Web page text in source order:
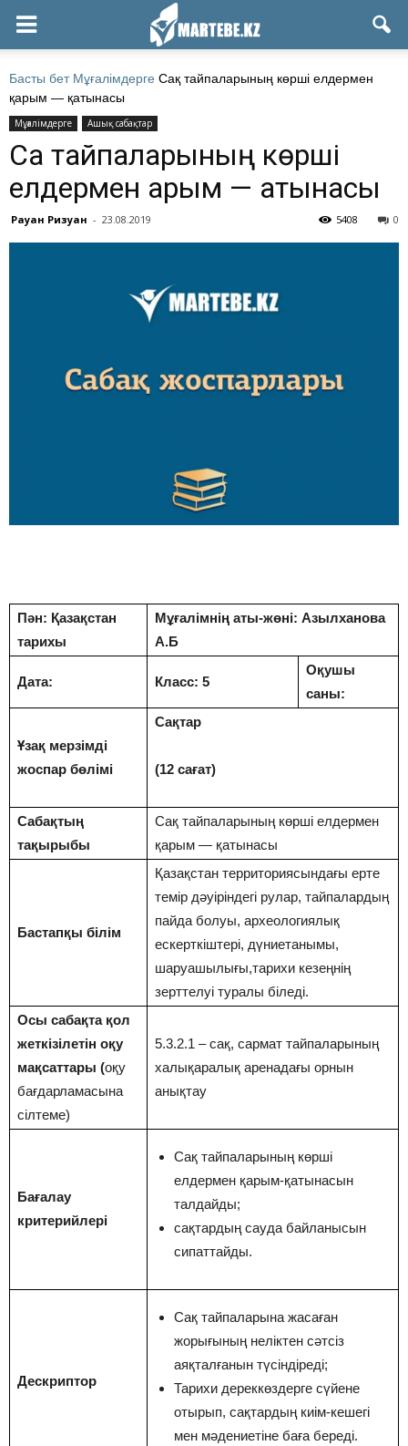
Басты бет Мұғалімдерге Сақ тайпаларының көрші елдермен
қарым — қатынасы
Мұғалімдерге Ашық сабақтар
Сақ тайпаларының көрші
елдермен қарым — қатынасы
Рауан Ризуан - 23.08.2019 0
5408
Пән: Қазақстан
тарихы
Мұғалімнің аты-жөні: Азылханова
А.Б
Дата: Класс: 5
Оқушы
саны:
Ұзақ мерзімді
жоспар бөлімі
Сақтар
(12 сағат)
Сабақтың
тақырыбы
Сақ тайпаларының көрші елдермен
қарым — қатынасы
Бастапқы білім
Қазақстан территориясындағы ерте
темір дәуіріндегі рулар, тайпалардың
пайда болуы, археологиялық
ескерткіштері, дүниетанымы,
шаруашылығы,тарихи кезеңнің
зерттелуі туралы біледі.
Осы сабақта қол
жеткізілетін оқу
мақсаттары (оқу
бағдарламасына
сілтеме)
5.3.2.1 – сақ, сармат тайпаларының
халықаралық аренадағы орнын
анықтау
Бағалау
критерийлері
Сақ тайпаларының көрші
елдермен қарым-қатынасын
талдайды;
сақтардың сауда байланысын
сипаттайды.
Дескриптор
Сақ тайпаларына жасаған
жорығының неліктен сәтсіз
аяқталғанын түсіндіреді;
Тарихи дереккөздерге сүйене
отырып, сақтардың киім-кешегі
мен мәдениетіне баға береді.